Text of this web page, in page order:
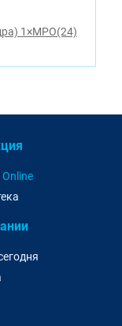
1×MPO(24)